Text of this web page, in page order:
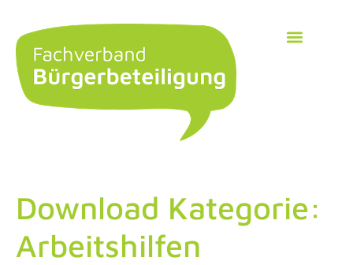
Download Kategorie:
Arbeitshilfen